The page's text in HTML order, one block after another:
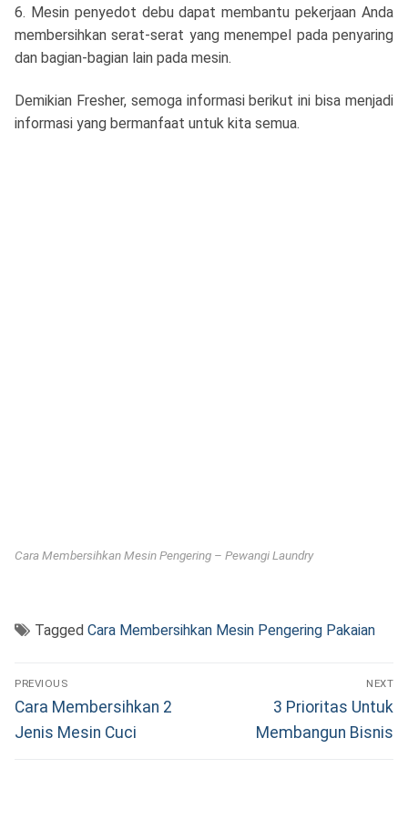
6. Mesin penyedot debu dapat membantu pekerjaan Anda
membersihkan serat-serat yang menempel pada penyaring
dan bagian-bagian lain pada mesin.
Demikian Fresher, semoga informasi berikut ini bisa menjadi
informasi yang bermanfaat untuk kita semua.
Cara Membersihkan Mesin Pengering – Pewangi Laundry
Tagged Cara Membersihkan Mesin Pengering Pakaian
Navigasi
pos
PREVIOUS
Previous
post:
Cara Membersihkan 2
Jenis Mesin Cuci
NEXT
Next
post:
3 Prioritas Untuk
Membangun Bisnis